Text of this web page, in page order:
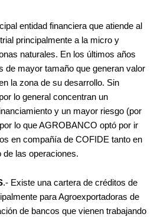
entidad financiera que atiende al
principalmente a la micro y
naturales. En los últimos años
de mayor tamaño que generan valor
la zona de su desarrollo. Sin
lo general concentran un
y un mayor riesgo (por
lo que AGROBANCO optó por ir
en compañía de COFIDE tanto en
de las operaciones.
.- Existe una cartera de créditos de
para Agroexportadoras de
de bancos que vienen trabajando